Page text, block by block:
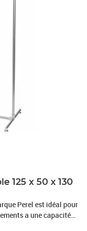
125 x 50 x 130
Perel est idéal pour
a une capacité
des